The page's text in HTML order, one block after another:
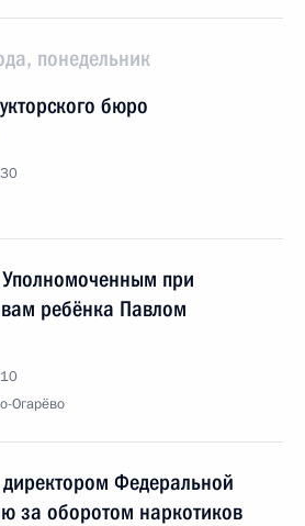
понедельник
бюро
Уполномоченным при
ребёнка Павлом
Огарёво
директором Федеральной
за оборотом наркотиков